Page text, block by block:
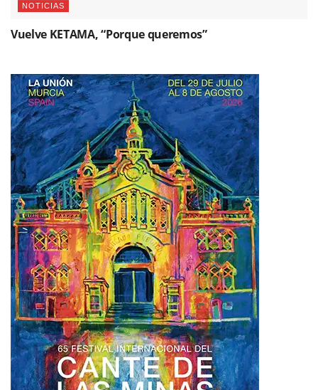
NOTICIAS
Vuelve KETAMA, “Porque queremos”